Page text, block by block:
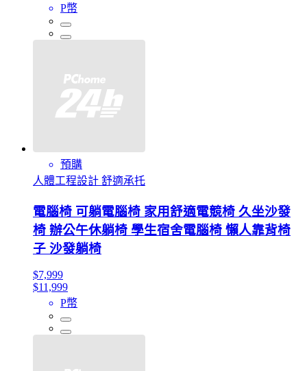
P幣
預購
人體工程設計 舒適承托
電腦椅 可躺電腦椅 家用舒適電競椅 久坐沙發
椅 辦公午休躺椅 學生宿舍電腦椅 懶人靠背椅
子 沙發躺椅
$7,999
$11,999
P幣